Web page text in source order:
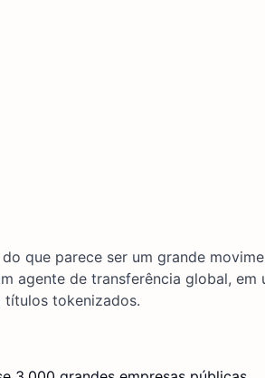
que parece ser um grande
agente de transferência global,
tokenizados.